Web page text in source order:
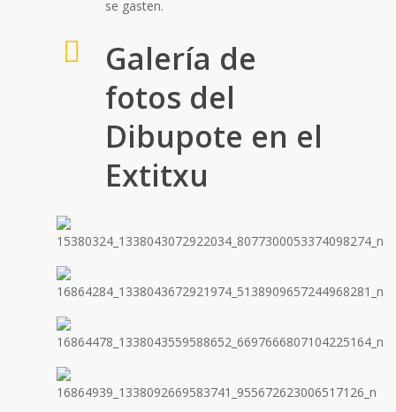
se gasten.
Galería de
fotos del
Dibupote en el
Extitxu